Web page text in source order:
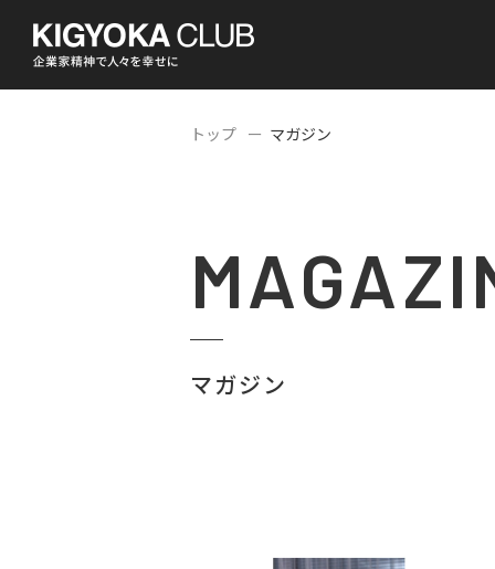
トップ マガジン
マガジン